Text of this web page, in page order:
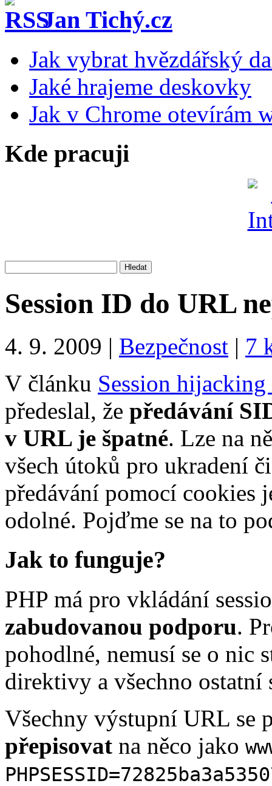
Jan Tichý.cz
Jak vybrat hvězdářský
Jaké hrajeme deskovky
Jak v Chrome otevírám
Kde pracuji
Session ID do URL
4. 9. 2009 | Bezpečnost | 7
V článku Session
předeslal, že předávání
v URL je špatné. Lze na
všech útoků pro ukradení
předávání pomocí cookies
odolné. Pojďme se na to
Jak to funguje?
PHP má pro vkládání
zabudovanou podporu.
pohodlné, nemusí se o nic
direktivy a všechno ostatní
Všechny výstupní URL se
přepisovat na něco jako